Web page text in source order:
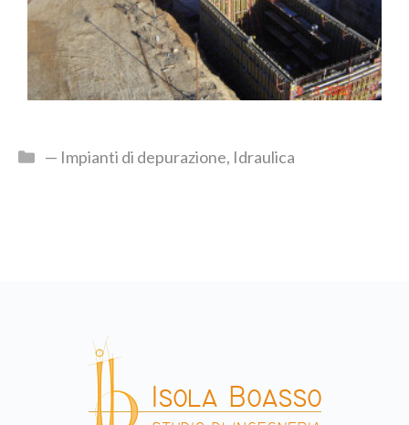
— Impianti di depurazione, Idraulica